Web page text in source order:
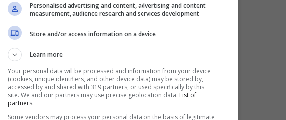
vittoria e sullepolemiche inscenate da
“Questo è un momento molto bello per
per cento. Preferisco far passare tutto il
– che sono felice e che è stato tutto
da fare, per me è già stata una grande
e poi mai mi sarei immaginato di
Personalised advertising and content, advertising and content
measurement, audience research and services development
Store and/or access information on a device
Learn more
Your personal data will be processed and information from your device
(cookies, unique identifiers, and other device data) may be stored by,
accessed by and shared with 319 partners, or used specifically by this
site. We and our partners may use precise geolocation data. List of
partners.
Some vendors may process your personal data on the basis of legitimate